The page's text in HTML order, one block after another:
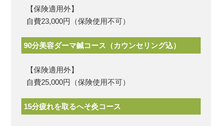
【保険適用外】
自費23,000円（保険使用不可）
90分美容ダーマ鍼コース（カウンセリング込）
【保険適用外】
自費25,000円（保険使用不可）
15分疲れを取るへそ灸コース